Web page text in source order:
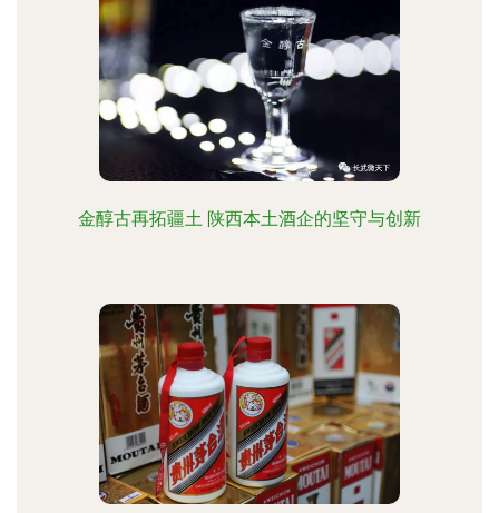
金醇古再拓疆土 陕西本土酒企的坚守与创新